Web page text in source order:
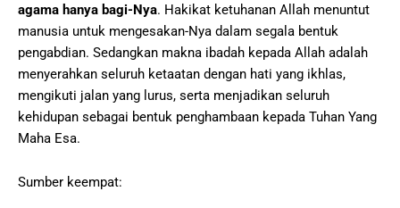
agama hanya bagi-Nya. Hakikat ketuhanan Allah menuntut
manusia untuk mengesakan-Nya dalam segala bentuk
pengabdian. Sedangkan makna ibadah kepada Allah adalah
menyerahkan seluruh ketaatan dengan hati yang ikhlas,
mengikuti jalan yang lurus, serta menjadikan seluruh
kehidupan sebagai bentuk penghambaan kepada Tuhan Yang
Maha Esa.
Sumber keempat: